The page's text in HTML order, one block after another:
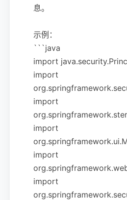
息。
示例：
```java
import
import
import
import
import
import